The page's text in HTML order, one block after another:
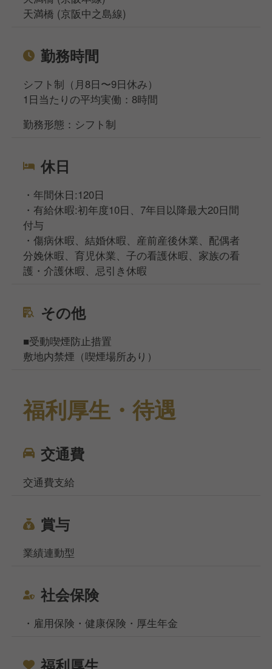
天満橋 (京阪中之島線)
勤務時間
シフト制（月8日〜9日休み）
1日当たりの平均実働：8時間
勤務形態：シフト制
休日
・年間休日:120日
・有給休暇:初年度10日、7年目以降最大20日間
付与
・傷病休暇、結婚休暇、産前産後休業、配偶者
分娩休暇、育児休業、子の看護休暇、家族の看
護・介護休暇、忌引き休暇
その他
■受動喫煙防止措置
敷地内禁煙（喫煙場所あり）
福利厚生・待遇
交通費
交通費支給
賞与
業績連動型
社会保険
・雇用保険・健康保険・厚生年金
福利厚生